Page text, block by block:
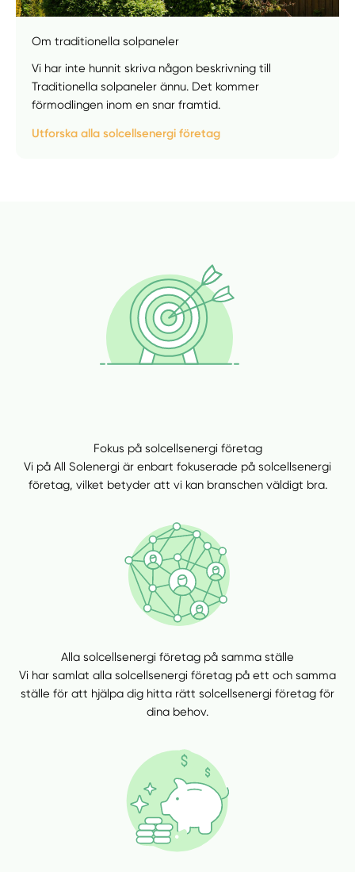
Manuellt Få hjälp
Välj tillvägagångssätt
Om traditionella solpaneler
Vi har inte hunnit skriva någon beskrivning till
Traditionella solpaneler ännu. Det kommer
förmodlingen inom en snar framtid.
Utforska alla solcellsenergi företag
Fokus på solcellsenergi företag
Vi på All Solenergi är enbart fokuserade på solcellsenergi
företag, vilket betyder att vi kan branschen väldigt bra.
Alla solcellsenergi företag på samma ställe
Vi har samlat alla solcellsenergi företag på ett och samma
ställe för att hjälpa dig hitta rätt solcellsenergi företag för
dina behov.